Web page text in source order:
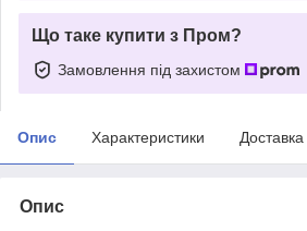
Що таке купити з Пром?
Замовлення під захистом
Опис Характеристики Доставка
Опис